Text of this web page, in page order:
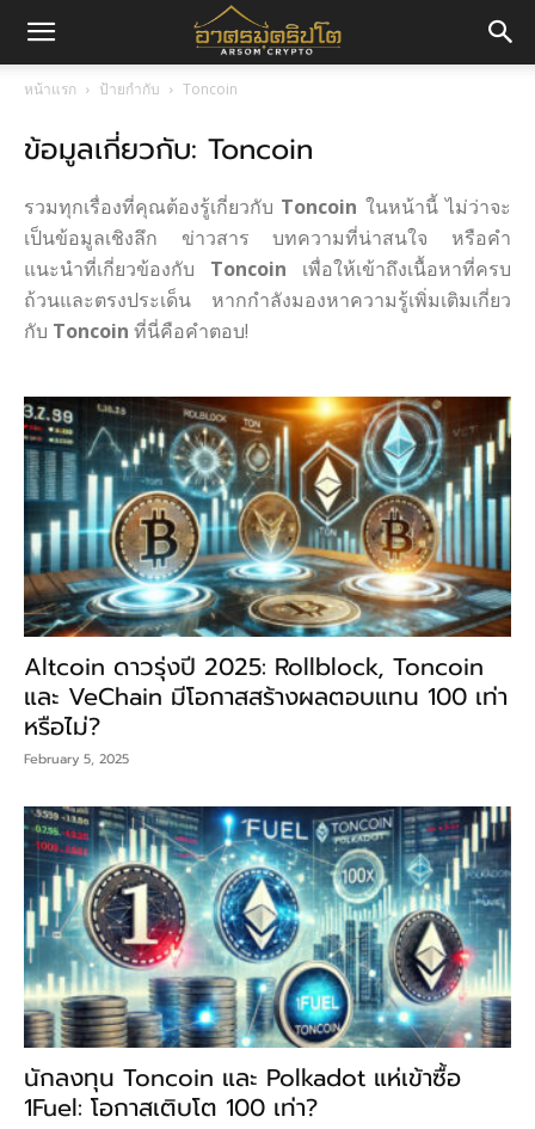
มค
ปโต
หน้าแรก ป้ายกำกับ Toncoin
ข้อมูลเกี่ยวกับ: Toncoin
รวมทุกเรื่องที่คุณต้องรู้เกี่ยวกับ Toncoin ในหน้านี้ ไม่ว่าจะ
เป็นข้อมูลเชิงลึก ข่าวสาร บทความที่น่าสนใจ หรือคำ
แนะนำที่เกี่ยวข้องกับ Toncoin เพื่อให้เข้าถึงเนื้อหาที่ครบ
ถ้วนและตรงประเด็น หากกำลังมองหาความรู้เพิ่มเติมเกี่ยว
กับ Toncoin ที่นี่คือคำตอบ!
Altcoin ดาวรุ่งปี 2025: Rollblock, Toncoin
และ VeChain มีโอกาสสร้างผลตอบแทน 100 เท่า
หรือไม่?
February 5, 2025
นักลงทุน Toncoin และ Polkadot แห่เข้าซื้อ
1Fuel: โอกาสเติบโต 100 เท่า?